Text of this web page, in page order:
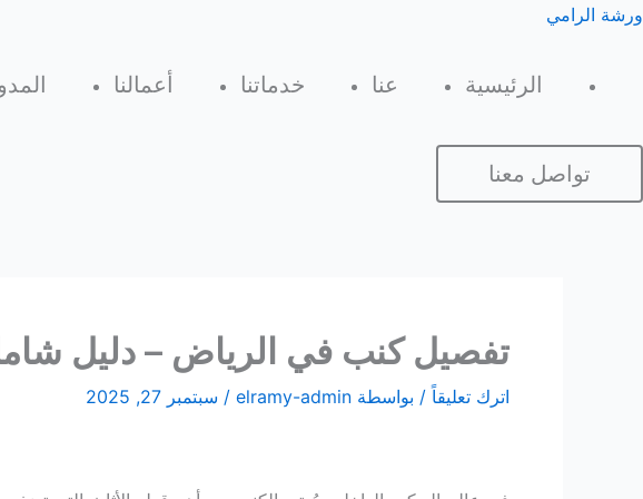
Hacklink panel
Hacklink
تخطي
ورشة الرامي
الرئيسية عنا خدماتنا أعمالنا
تواصل معنا
تفصيل كنب في الرياض – دليل
اترك تعليقاً / بواسطة elramy-admin
/ سبتمبر 27, 2025
القائمة